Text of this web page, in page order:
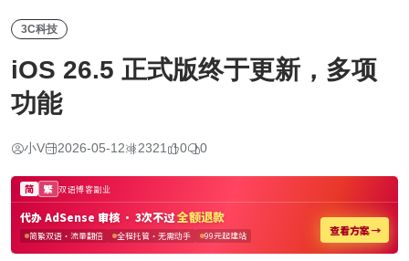
3C科技
iOS 26.5 正式版终于更新，多项
功能
小V 2026-05-12 2321 0 0